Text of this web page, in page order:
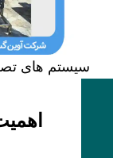
سیستم های